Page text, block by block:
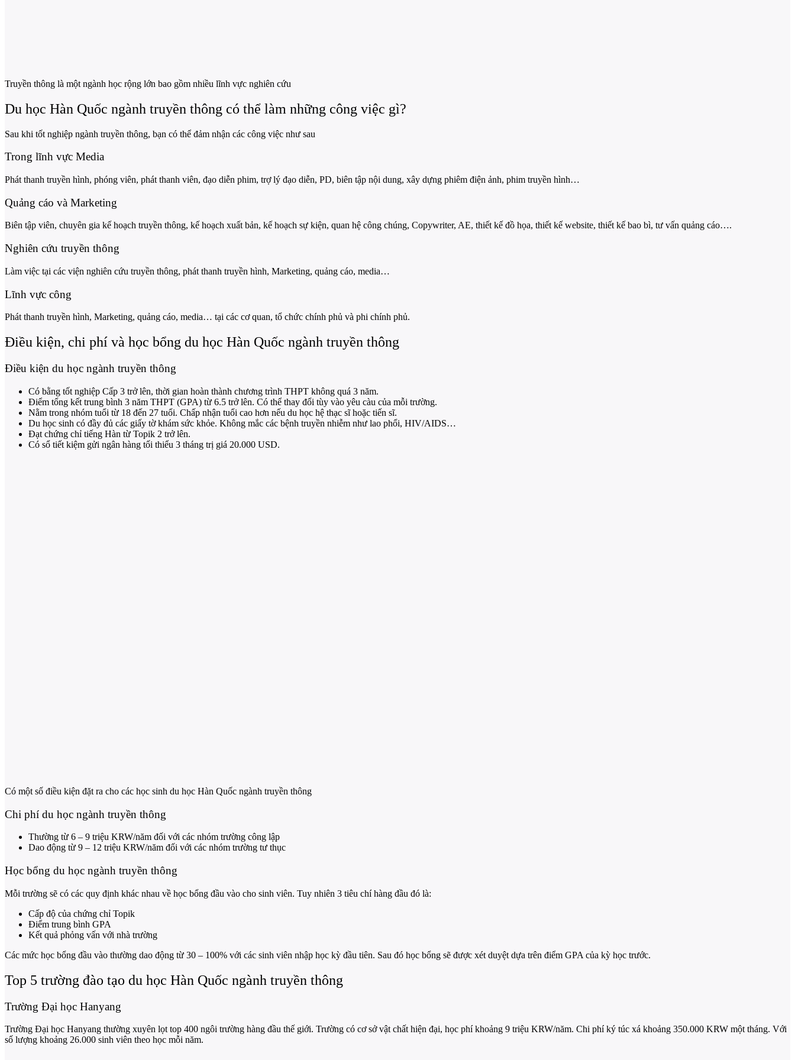
Truyền thông là một ngành học rộng lớn bao gồm nhiều lĩnh vực nghiên cứu
Du học Hàn Quốc ngành truyền thông có thể làm những công việc gì?
Sau khi tốt nghiệp ngành truyền thông, bạn có thể đảm nhận các công việc như sau
Trong lĩnh vực Media
Phát thanh truyền hình, phóng viên, phát thanh viên, đạo diễn phim, trợ lý đạo diễn, PD, biên tập nội dung, xây dựng phiêm điện ảnh, phim truyền hình…
Quảng cáo và Marketing
Biên tập viên, chuyên gia kế hoạch truyền thông, kế hoạch xuất bản, kế hoạch sự kiện, quan hệ công chúng, Copywriter, AE, thiết kế đồ họa, thiết kế website, thiết kế bao bì, tư vấn quảng cáo….
Nghiên cứu truyền thông
Làm việc tại các viện nghiên cứu truyền thông, phát thanh truyền hình, Marketing, quảng cáo, media…
Lĩnh vực công
Phát thanh truyền hình, Marketing, quảng cáo, media… tại các cơ quan, tổ chức chính phủ và phi chính phủ.
Điều kiện, chi phí và học bổng du học Hàn Quốc ngành truyền thông
Điều kiện du học ngành truyền thông
Có bằng tốt nghiệp Cấp 3 trở lên, thời gian hoàn thành chương trình THPT không quá 3 năm.
Điểm tổng kết trung bình 3 năm THPT (GPA) từ 6.5 trở lên. Có thể thay đổi tùy vào yêu càu của mỗi trường.
Nằm trong nhóm tuổi từ 18 đến 27 tuổi. Chấp nhận tuổi cao hơn nếu du học hệ thạc sĩ hoặc tiến sĩ.
Du học sinh có đầy đủ các giấy tờ khám sức khỏe. Không mắc các bệnh truyền nhiễm như lao phổi, HIV/AIDS…
Đạt chứng chỉ tiếng Hàn từ Topik 2 trở lên.
Có sổ tiết kiệm gửi ngân hàng tối thiểu 3 tháng trị giá 20.000 USD.
Có một số điều kiện đặt ra cho các học sinh du học Hàn Quốc ngành truyền thông
Chi phí du học ngành truyền thông
Thường từ 6 – 9 triệu KRW/năm đối với các nhóm trường công lập
Dao động từ 9 – 12 triệu KRW/năm đối với các nhóm trường tư thục
Học bổng du học ngành truyền thông
Mỗi trường sẽ có các quy định khác nhau về học bổng đầu vào cho sinh viên. Tuy nhiên 3 tiêu chí hàng đầu đó là:
Cấp độ của chứng chỉ Topik
Điểm trung bình GPA
Kết quả phỏng vấn với nhà trường
Các mức học bổng đầu vào thường dao động từ 30 – 100% với các sinh viên nhập học kỳ đầu tiên. Sau đó học bổng sẽ được xét duyệt dựa trên điểm GPA của kỳ học trước.
Top 5 trường đào tạo du học Hàn Quốc ngành truyền thông
Trường Đại học Hanyang
Trường Đại học Hanyang thường xuyên lọt top 400 ngôi trường hàng đầu thế giới. Trường có cơ sở vật chất hiện đại, học phí khoảng 9 triệu KRW/năm. Chi phí ký túc xá khoảng 350.000 KRW một tháng. Với
số lượng khoảng 26.000 sinh viên theo học mỗi năm.